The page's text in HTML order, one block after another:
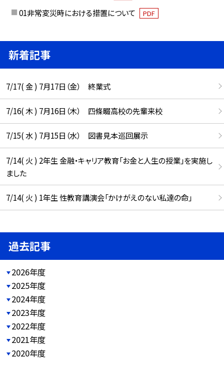
01非常変災時における措置について PDF
新着記事
7/17( 金 ) 7月17日（金） 終業式
7/16( 木 ) 7月16日（木） 四條畷高校の先輩来校
7/15( 水 ) 7月15日（水） 図書見本巡回展示
7/14( 火 ) 2年生 金融・キャリア教育「お金と人生の授業」を実施し
ました
7/14( 火 ) 1年生 性教育講演会「かけがえのない私達の命」
過去記事
2026年度
2025年度
2024年度
2023年度
2022年度
2021年度
2020年度